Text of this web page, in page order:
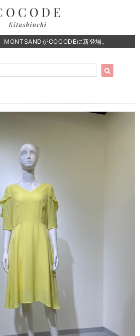
MONTSANDがCOCODEに新登場。